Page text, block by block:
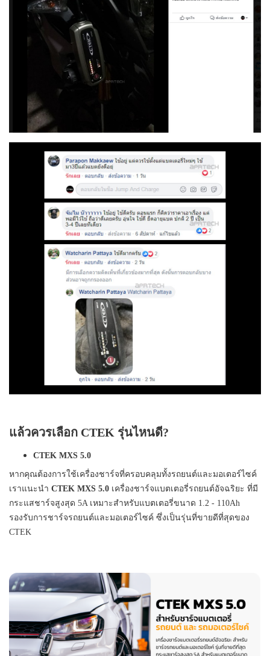
แล้วควรเลือก CTEK รุ่นไหนดี?
CTEK MXS 5.0
หากคุณต้องการใช้เครื่องชาร์จที่ครอบคลุมทั้งรถยนต์และมอเตอร์ไซค์
เราแนะนำ CTEK MXS 5.0 เครื่องชาร์จแบตเตอรี่รถยนต์อัจฉริยะ ที่มี
กระแสชาร์จสูงสุด 5A เหมาะสำหรับแบตเตอรี่ขนาด 1.2 - 110Ah
รองรับการชาร์จรถยนต์และมอเตอร์ไซค์ ซึ่งเป็นรุ่นที่ขายดีที่สุดของ
CTEK